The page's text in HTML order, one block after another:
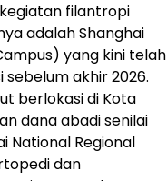
filantropi
adalah Shanghai
yang kini telah
akhir 2026.
berlokasi di Kota
dana abadi senilai
National Regional
dan